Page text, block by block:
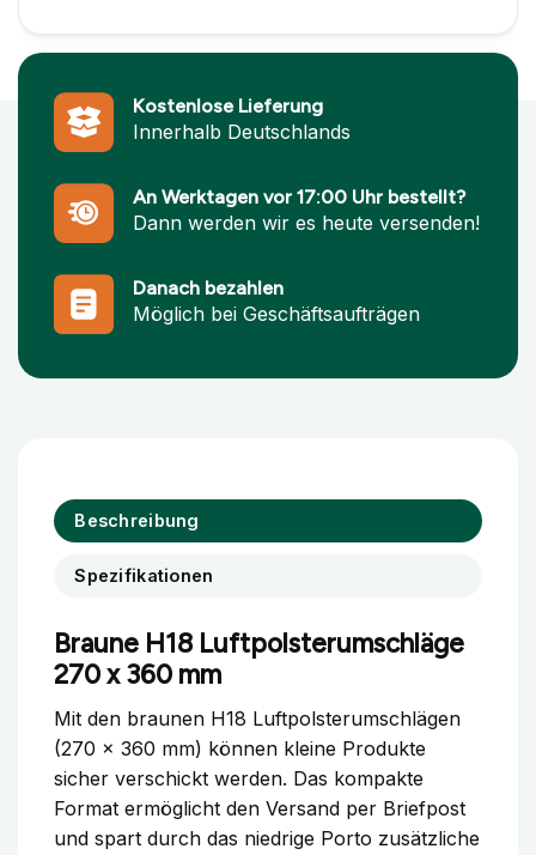
Kostenlose Lieferung
Innerhalb Deutschlands
An Werktagen vor 17:00 Uhr bestellt?
Dann werden wir es heute versenden!
Danach bezahlen
Möglich bei Geschäftsaufträgen
Beschreibung
Spezifikationen
Braune H18 Luftpolsterumschläge
270 x 360 mm
Mit den braunen H18 Luftpolsterumschlägen
(270 x 360 mm) können kleine Produkte
sicher verschickt werden. Das kompakte
Format ermöglicht den Versand per Briefpost
und spart durch das niedrige Porto zusätzliche